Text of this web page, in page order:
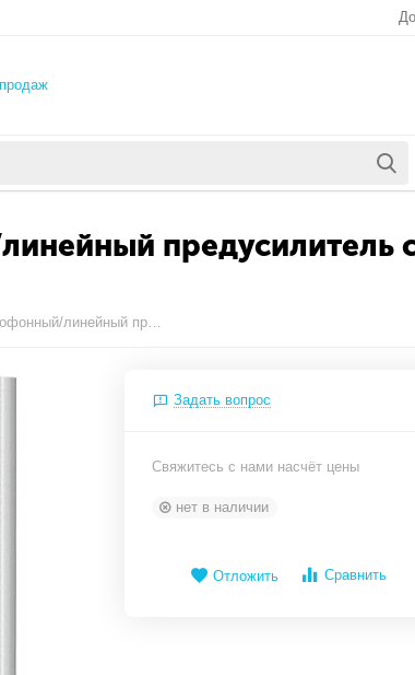
предусилитель
Behringer MIC100 - микрофонный/линейный предусилитель с ламповым каскадом и встроенным лимитером
Задать вопрос
Свяжитесь с нами насчёт цены
нет в наличии
Отложить Сравнить